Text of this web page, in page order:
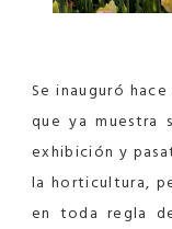
Se inauguró
que ya muestra
exhibición y
la horticultura,
en toda regla